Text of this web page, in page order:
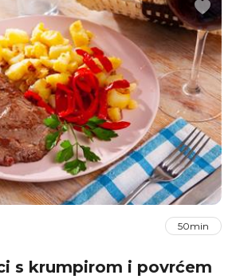
50min
s krumpirom i povrćem